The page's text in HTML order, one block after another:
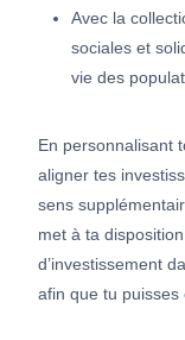
Avec la
sociales et
vie des
En personnalisant
aligner tes
sens
met à ta
d’investissement
afin que tu puisses